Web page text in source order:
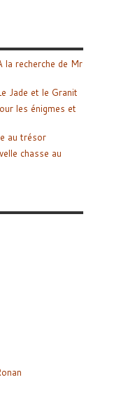
la recherche de Mr
Jade et le Granit
les énigmes et
au trésor
chasse au